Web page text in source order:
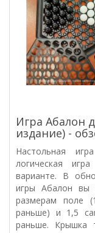
Игра Абалон
издание) -
Настольная
логическая
варианте. В
игры Абалон вы
размерам поле
раньше) и 1,5
раньше. Крышка